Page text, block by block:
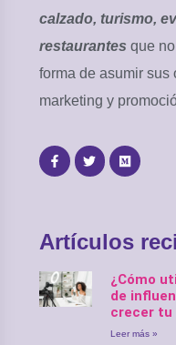
calzado, turismo,
restaurantes que
forma de asumir sus
marketing y
Artículos
¿Cómo
de
crecer tu
Leer más »